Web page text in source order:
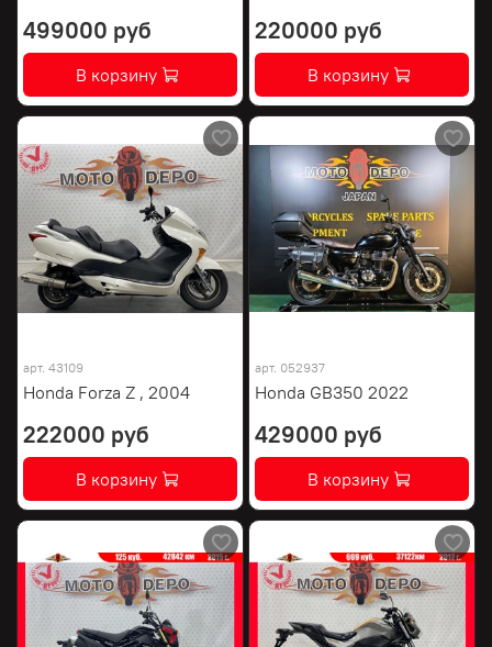
499000 руб
В корзину
220000 руб
В корзину
арт. 43109
Honda Forza Z , 2004
222000 руб
В корзину
арт. 052937
Honda GB350 2022
429000 руб
В корзину